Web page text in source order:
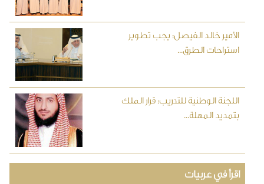
الأمير خالد الفيصل: يجب تطوير
استراحات الطرق...
اللجنة الوطنية للتدريب: قرار الملك
بتمديد المهلة...
اقرأ في عربيات